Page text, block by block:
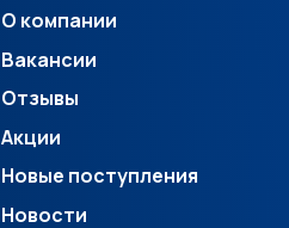
О компании
Вакансии
Отзывы
Акции
Новые поступления
Новости